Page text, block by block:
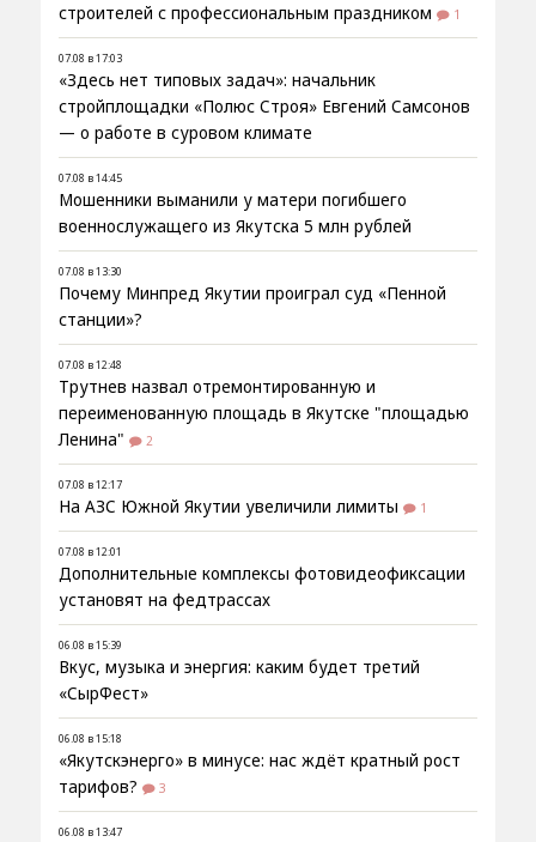
строителей с профессиональным праздником
1
07.08 в 17:03
«Здесь нет типовых задач»: начальник
стройплощадки «Полюс Строя» Евгений Самсонов
— о работе в суровом климате
07.08 в 14:45
Мошенники выманили у матери погибшего
военнослужащего из Якутска 5 млн рублей
07.08 в 13:30
Почему Минпред Якутии проиграл суд «Пенной
станции»?
07.08 в 12:48
Трутнев назвал отремонтированную и
переименованную площадь в Якутске "площадью
Ленина"
2
07.08 в 12:17
На АЗС Южной Якутии увеличили лимиты 1
07.08 в 12:01
Дополнительные комплексы фотовидеофиксации
установят на федтрассах
06.08 в 15:39
Вкус, музыка и энергия: каким будет третий
«СырФест»
06.08 в 15:18
«Якутскэнерго» в минусе: нас ждёт кратный рост
тарифов?
3
06.08 в 13:47